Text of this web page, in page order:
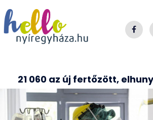
21 060 az új fertőzött,